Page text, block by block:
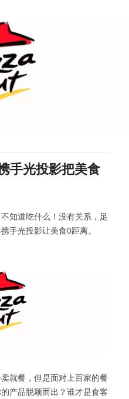
手光投影把美食
知道吃什么！没有关系，足
光投影让美食0距离。
就餐，但是面对上百家的餐
产品脱颖而出？谁才是食客